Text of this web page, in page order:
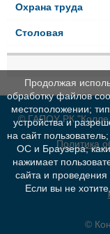
Охрана труда
Столовая
© ГАПОУ РК
Политика
©
Продолжая
обработку файлов
местоположении;
устройства и
на сайт
ОС и Браузера;
нажимает
сайта и проведения
Если вы не